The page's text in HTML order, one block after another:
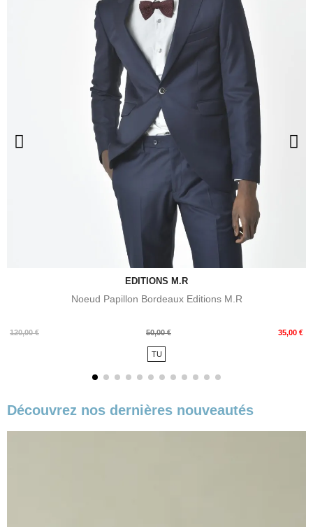
EDITIONS M.R
Noeud Papillon Bordeaux Editions M.R
120,00 €
Prix
50,00 € 35,00 €
Prix
TU
Découvrez nos dernières nouveautés